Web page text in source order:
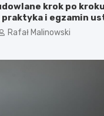
krok po
i egzamin
Rafał Malinowski